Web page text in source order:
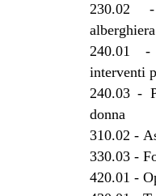
dal 01/01/2013 al
dal 29/12/2012 al
dal 01/01/2013 al
dal 18/10/2012 al
dal 28/07/2012 al
dal 29/03/2012 al
dal 01/01/2012 al
dal 25/08/2011 al
dal 23/06/2011 al
230.02
alberghiera
240.01
interventi
240.03-
donna
310.02 -
330.03-
420.01 -